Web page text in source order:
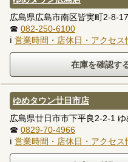
広島県広島市南区皆実町2-8-
☎ 082-250-6100
ℹ 営業時間・店休日・アクセス
ゆめタウン廿日市店
広島県廿日市市下平良2-2-1
☎ 0829-70-4966
ℹ 営業時間・店休日・アクセス